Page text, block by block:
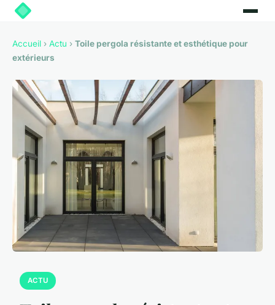
Accueil › Actu › Toile pergola résistante et esthétique pour
extérieurs
ACTU